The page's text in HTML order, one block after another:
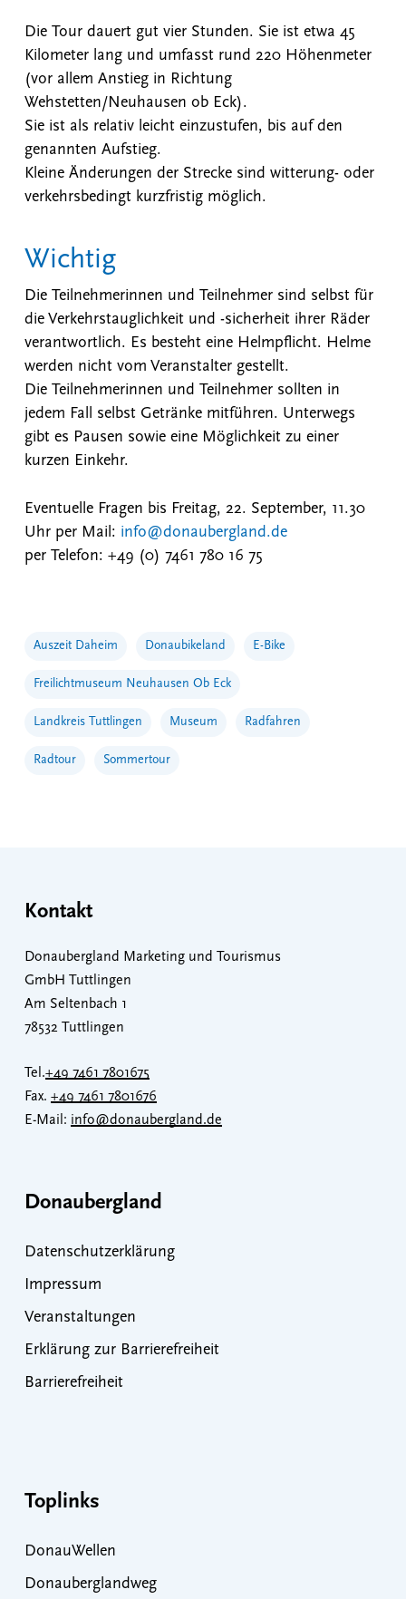
Die Tour dauert gut vier Stunden. Sie ist etwa 45
Kilometer lang und umfasst rund 220 Höhenmeter
(vor allem Anstieg in Richtung
Wehstetten/Neuhausen ob Eck).
Sie ist als relativ leicht einzustufen, bis auf den
genannten Aufstieg.
Kleine Änderungen der Strecke sind witterung- oder
verkehrsbedingt kurzfristig möglich.
Wichtig
Die Teilnehmerinnen und Teilnehmer sind selbst für
die Verkehrstauglichkeit und -sicherheit ihrer Räder
verantwortlich. Es besteht eine Helmpflicht. Helme
werden nicht vom Veranstalter gestellt.
Die Teilnehmerinnen und Teilnehmer sollten in
jedem Fall selbst Getränke mitführen. Unterwegs
gibt es Pausen sowie eine Möglichkeit zu einer
kurzen Einkehr.
Eventuelle Fragen bis Freitag, 22. September, 11.30
Uhr per Mail: info@donaubergland.de
per Telefon: +49 (0) 7461 780 16 75
Auszeit Daheim Donaubikeland E-Bike
Freilichtmuseum Neuhausen Ob Eck
Landkreis Tuttlingen Museum Radfahren
Radtour Sommertour
Kontakt
Donaubergland Marketing und Tourismus
GmbH Tuttlingen
Am Seltenbach 1
78532 Tuttlingen
Tel.+49 7461 7801675
Fax. +49 7461 7801676
E-Mail: info@donaubergland.de
Donaubergland
Datenschutzerklärung
Impressum
Veranstaltungen
Erklärung zur Barrierefreiheit
Barrierefreiheit
Toplinks
DonauWellen
Donauberglandweg